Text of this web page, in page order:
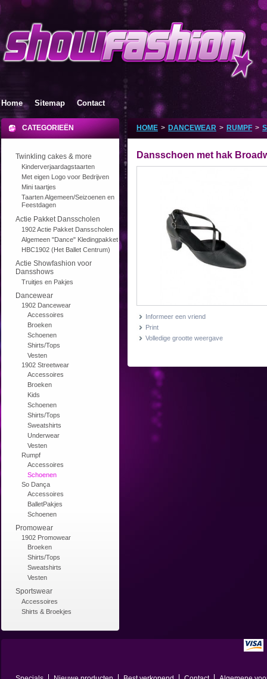
Home Sitemap Contact
CATEGORIEËN
Twinkling cakes & more
Kinderverjaardagstaarten
Met eigen Logo voor Bedrijven
Mini taartjes
Taarten Algemeen/Seizoenen en
Feestdagen
Actie Pakket Dansscholen
1902 Actie Pakket Dansscholen
Algemeen "Dance" Kledingpakket
HBC1902 (Het Ballet Centrum)
Actie Showfashion voor
Dansshows
Truitjes en Pakjes
Dancewear
1902 Dancewear
Accessoires
Broeken
Schoenen
Shirts/Tops
Vesten
1902 Streetwear
Accessoires
Broeken
Kids
Schoenen
Shirts/Tops
Sweatshirts
Underwear
Vesten
Rumpf
Accessoires
Schoenen
So Dança
Accessoires
BalletPakjes
Schoenen
Promowear
1902 Promowear
Broeken
Shirts/Tops
Sweatshirts
Vesten
Sportswear
Accessoires
Shirts & Broekjes
HOME > DANCEWEAR > RUMPF >
Dansschoen met hak
Informeer een vriend
Print
Volledige grootte weergave